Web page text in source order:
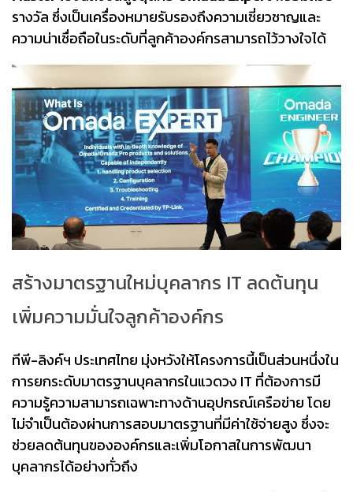
รางวัล ซึ่งเป็นเครื่องหมายรับรองถึงความเชี่ยวชาญและ
ความน่าเชื่อถือในระดับที่ลูกค้าองค์กรสามารถไว้วางใจได้
สร้างมาตรฐานใหม่บุคลากร IT ลดต้นทุน
เพิ่มความมั่นใจลูกค้าองค์กร
ทีพี-ลิงค์ฯ ประเทศไทย มุ่งหวังให้โครงการนี้เป็นส่วนหนึ่งใน
การยกระดับมาตรฐานบุคลากรในแวดวง IT ที่ต้องการมี
ความรู้ความสามารถเฉพาะทางด้านอุปกรณ์เครือข่าย โดย
ไม่จำเป็นต้องผ่านการสอบมาตรฐานที่มีค่าใช้จ่ายสูง ซึ่งจะ
ช่วยลดต้นทุนขององค์กรและเพิ่มโอกาสในการพัฒนา
บุคลากรได้อย่างทั่วถึง